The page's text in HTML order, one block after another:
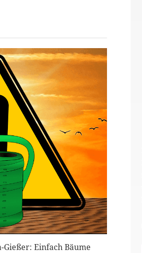
Gießer: Einfach Bäume